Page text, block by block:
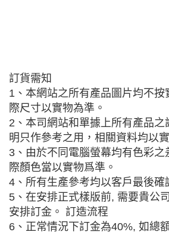
訂貨需知
1、本網站之所有產品圖片均不按
際尺寸以實物為準。
2、本司網站和單據上所有產品之
明只作參考之用，相關資料均以
3、由於不同電腦螢幕均有色彩之
際顏色當以實物爲準。
4、所有生產參考均以客戶最後確
5、在安排正式樣版前, 需要貴公
安排訂金。 訂造流程
6、正常情況下訂金為40%, 如總